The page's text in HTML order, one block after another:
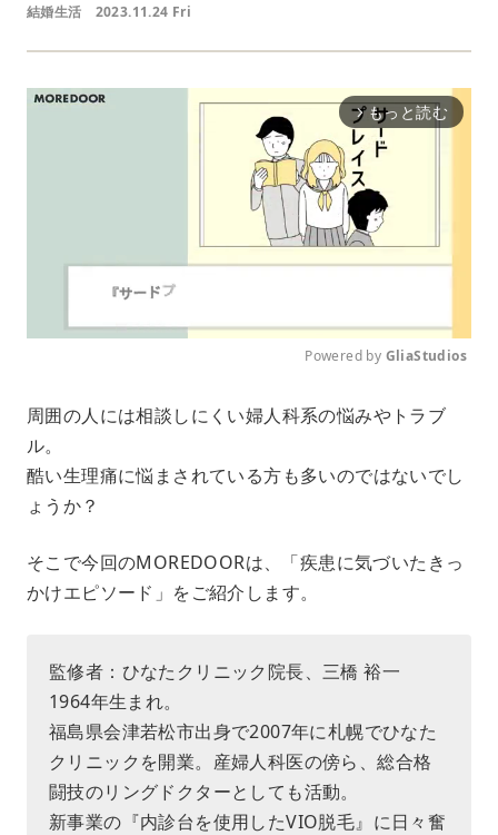
結婚生活 2023.11.24 Fri
arrow_forward_ios もっと読む
u
e
Powered by GliaStudios
周囲の人には相談しにくい婦人科系の悩みやトラブ
ル。
酷い生理痛に悩まされている方も多いのではないでし
ょうか？
そこで今回のMOREDOORは、「疾患に気づいたきっ
かけエピソード」をご紹介します。
監修者：ひなたクリニック院長、三橋 裕一
1964年生まれ。
福島県会津若松市出身で2007年に札幌でひなた
クリニックを開業。産婦人科医の傍ら、総合格
闘技のリングドクターとしても活動。
新事業の『内診台を使用したVIO脱毛』に日々奮